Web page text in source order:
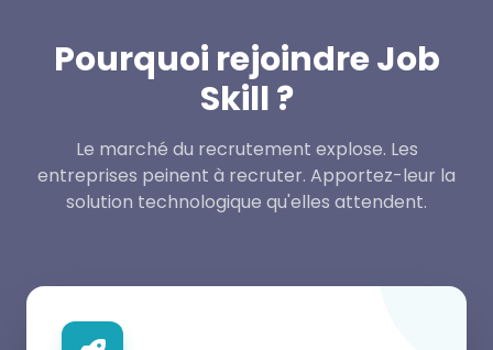
Pourquoi rejoindre Job
Skill ?
Le marché du recrutement explose. Les
entreprises peinent à recruter. Apportez-leur la
solution technologique qu'elles attendent.